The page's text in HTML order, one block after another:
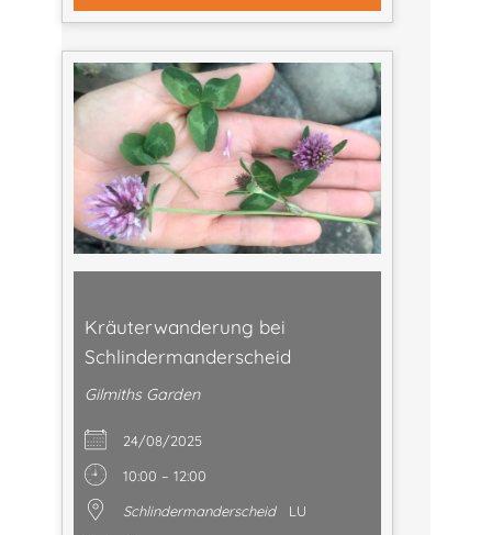
Kräuterwanderung bei
Schlindermanderscheid
Gilmiths Garden
24/08/2025
10:00 – 12:00
Schlindermanderscheid
LU